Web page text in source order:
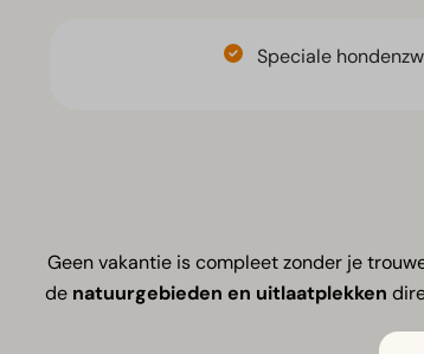
Speciale
Geen vakantie is compleet zonder je
de natuurgebieden en uitlaatplekken